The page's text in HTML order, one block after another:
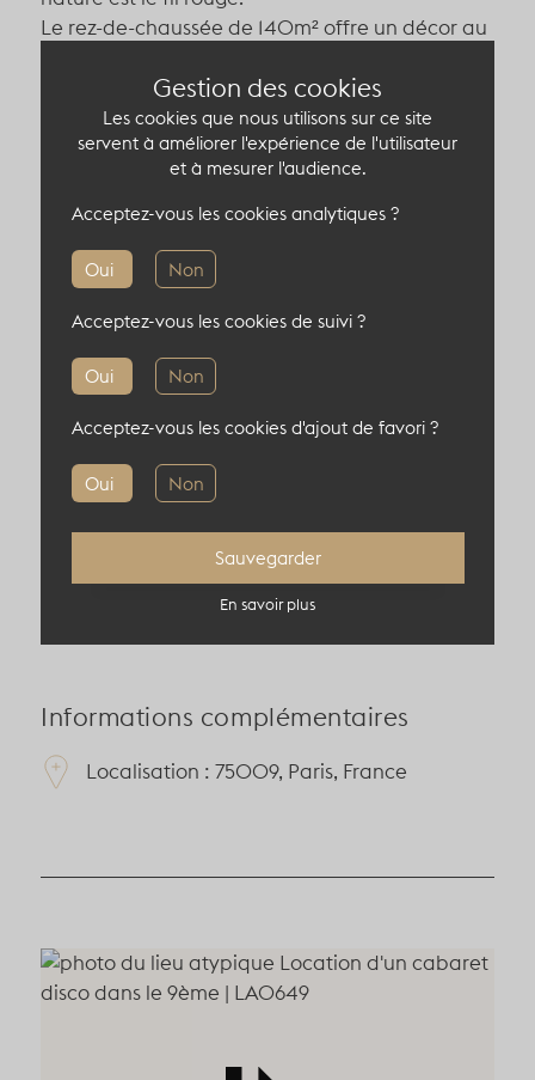
Le rez-de-chaussée de 140m² offre un décor au
Le sous-sol de 60m² est pensé comme les
entrailles de la terre, où la couleur ocre vous
accueille.
Le 1er étage de 40m² est une salle de réunion
qui a la tête dans les nuages, au-dessus de la
Nous avons souhaité crée un écrin à l’identité
forte, entièrement équipé et modulable pour
accueillir vos événements au sein d’un cadre
unique et engagé.
Capacité du lieu atypique
120 pers en cocktail
50 pers en théâtre
Informations complémentaires
Localisation : 75009, Paris, France
Gestion des cookies
Les cookies que nous utilisons sur ce site
servent à améliorer l'expérience de l'utilisateur
et à mesurer l'audience.
Oui Non
Acceptez-vous les cookies analytiques ?
Oui Non
Acceptez-vous les cookies de suivi ?
Oui Non
Acceptez-vous les cookies d'ajout de favori ?
Sauvegarder
En savoir plus